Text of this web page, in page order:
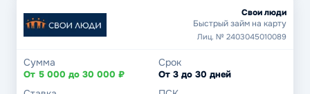
Свои люди
Быстрый займ на карту
Лиц. № 2403045010089
Сумма
От 5 000 до 30 000 ₽
Срок
От 3 до 30 дней